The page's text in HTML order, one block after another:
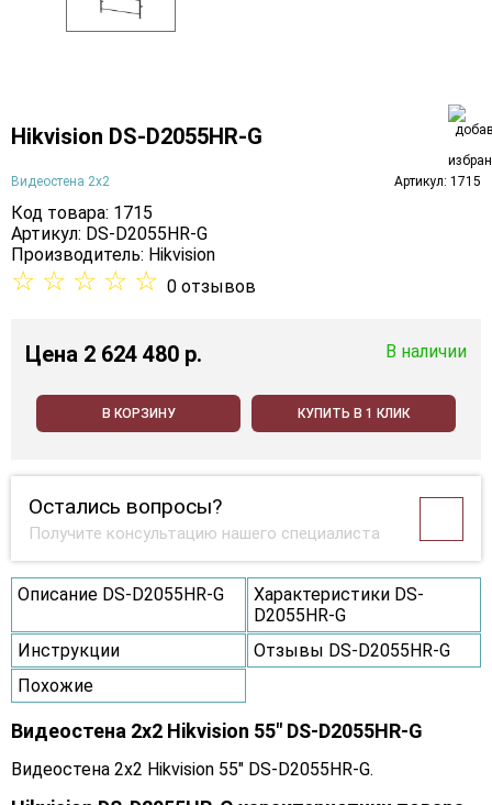
Hikvision DS-D2055HR-G
Видеостена 2x2 Артикул: 1715
Код товара: 1715
Артикул: DS-D2055HR-G
Производитель: Hikvision
☆ ☆ ☆ ☆ ☆ 0 отзывов
Цена 2 624 480 p. В наличии
В КОРЗИНУ КУПИТЬ В 1 КЛИК
Остались вопросы?
Получите консультацию нашего специалиста
Описание DS-D2055HR-G
Характеристики DS-
D2055HR-G
Инструкции
Отзывы DS-D2055HR-G
Похожие
Видеостена 2x2 Hikvision 55" DS-D2055HR-G
Видеостена 2x2 Hikvision 55" DS-D2055HR-G.